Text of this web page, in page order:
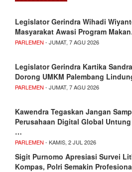
Legislator Gerindra Wihadi
Masyarakat Awasi Program
PARLEMEN - JUMAT, 7 AGU 2026
Legislator Gerindra Kartika
Dorong UMKM Palembang
PARLEMEN - JUMAT, 7 AGU 2026
Kawendra Tegaskan Jangan
Perusahaan Digital Global Untung
…
PARLEMEN - KAMIS, 2 JUL 2026
Sigit Purnomo Apresiasi Survei
Kompas, Polri Semakin